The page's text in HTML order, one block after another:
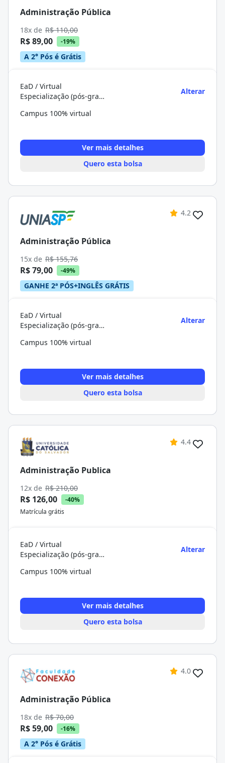
Administração Pública
18x de R$ 110,00
R$ 89,00 -19%
A 2° Pós é Grátis
EaD / Virtual
Especialização (pós-graduação)
Alterar
Campus 100% virtual
Ver mais detalhes
Quero esta bolsa
4.2
Administração Pública
15x de R$ 155,76
R$ 79,00 -49%
GANHE 2ª PÓS+INGLÊS GRÁTIS
EaD / Virtual
Especialização (pós-graduação)
Alterar
Campus 100% virtual
Ver mais detalhes
Quero esta bolsa
4.4
Administração Publica
12x de R$ 210,00
R$ 126,00
-40%
Matrícula grátis
EaD / Virtual
Especialização (pós-graduação)
Alterar
Campus 100% virtual
Ver mais detalhes
Quero esta bolsa
4.0
Administração Pública
18x de R$ 70,00
R$ 59,00 -16%
A 2° Pós é Grátis